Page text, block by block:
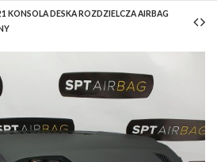
KONSOLA DESKA ROZDZIELCZA AIRBAG